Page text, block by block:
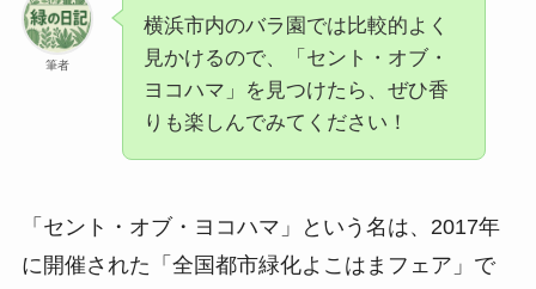
筆者
横浜市内のバラ園では比較的よく
見かけるので、「セント・オブ・
ヨコハマ」を見つけたら、ぜひ香
りも楽しんでみてください！
「セント・オブ・ヨコハマ」という名は、2017年
に開催された「全国都市緑化よこはまフェア」で